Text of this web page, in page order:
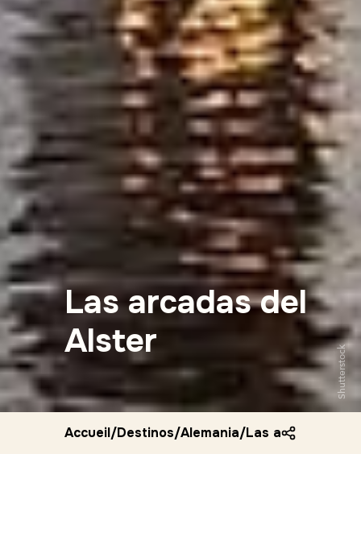
Las arcadas del
Alster
Shutterstock
Accueil/Destinos/Alemania/Las arcadas del